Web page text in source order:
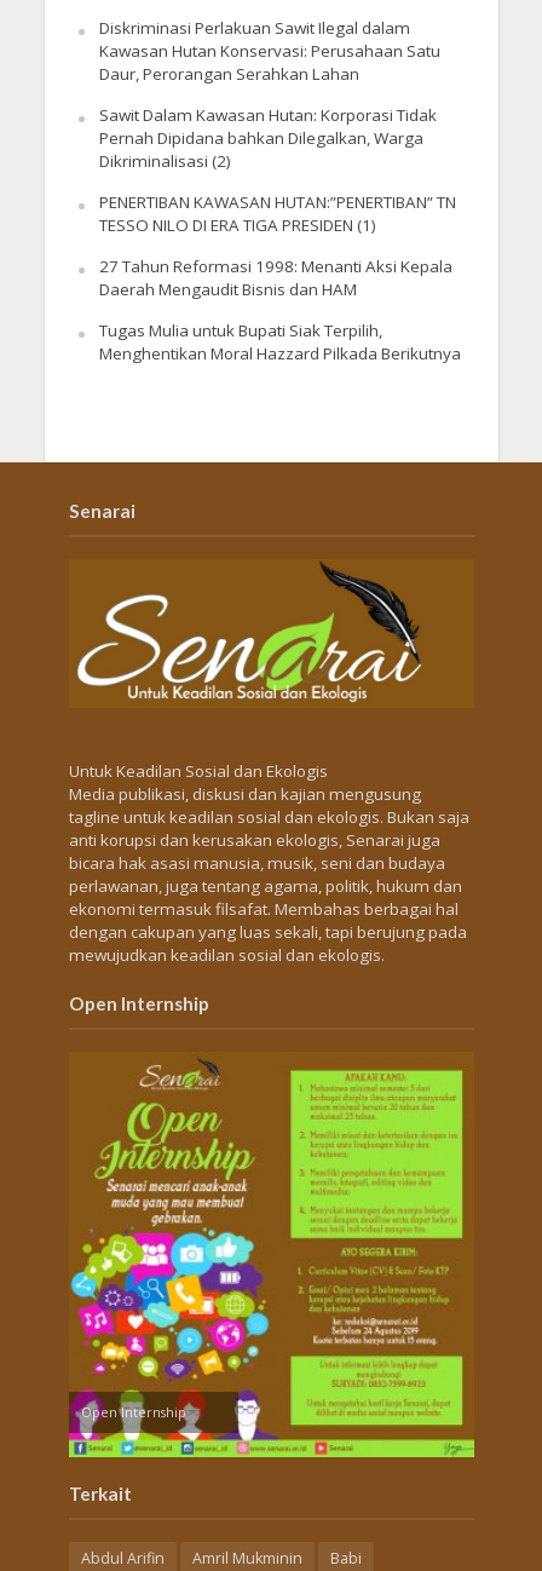
Diskriminasi Perlakuan Sawit Ilegal dalam
Kawasan Hutan Konservasi: Perusahaan Satu
Daur, Perorangan Serahkan Lahan
Sawit Dalam Kawasan Hutan: Korporasi Tidak
Pernah Dipidana bahkan Dilegalkan, Warga
Dikriminalisasi (2)
PENERTIBAN KAWASAN HUTAN:”PENERTIBAN” TN
TESSO NILO DI ERA TIGA PRESIDEN (1)
27 Tahun Reformasi 1998: Menanti Aksi Kepala
Daerah Mengaudit Bisnis dan HAM
Tugas Mulia untuk Bupati Siak Terpilih,
Menghentikan Moral Hazzard Pilkada Berikutnya
Senarai
Untuk Keadilan Sosial dan Ekologis
Media publikasi, diskusi dan kajian mengusung
tagline untuk keadilan sosial dan ekologis. Bukan saja
anti korupsi dan kerusakan ekologis, Senarai juga
bicara hak asasi manusia, musik, seni dan budaya
perlawanan, juga tentang agama, politik, hukum dan
ekonomi termasuk filsafat. Membahas berbagai hal
dengan cakupan yang luas sekali, tapi berujung pada
mewujudkan keadilan sosial dan ekologis.
Open Internship
Open Internship
Terkait
Abdul Arifin Amril Mukminin
Babi